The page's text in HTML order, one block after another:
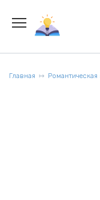
содержанию
Главная Романтическая